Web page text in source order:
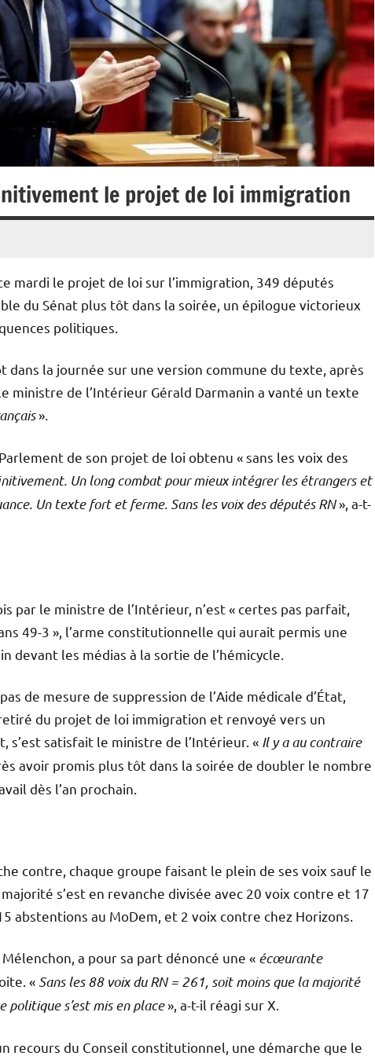
le projet de loi immigration
mardi le projet de loi sur l’immigration, 349 députés
du Sénat plus tôt dans la soirée, un épilogue victorieux
politiques.
dans la journée sur une version commune du texte, après
ministre de l’Intérieur Gérald Darmanin a vanté un texte
».
de son projet de loi obtenu « sans les voix des
Un long combat pour mieux intégrer les étrangers et
Un texte fort et ferme. Sans les voix des députés RN», a-t-
par le ministre de l’Intérieur, n’est « certes pas parfait,
49-3 », l’arme constitutionnelle qui aurait permis une
devant les médias à la sortie de l’hémicycle.
de mesure de suppression de l’Aide médicale d’État,
du projet de loi immigration et renvoyé vers un
satisfait le ministre de l’Intérieur. « Il y a au contraire
avoir promis plus tôt dans la soirée de doubler le nombre
dès l’an prochain.
contre, chaque groupe faisant le plein de ses voix sauf le
s’est en revanche divisée avec 20 voix contre et 17
abstentions au MoDem, et 2 voix contre chez Horizons.
a pour sa part dénoncé une « écœurante
« Sans les 88 voix du RN = 261, soit moins que la majorité
politique s’est mis en place», a-t-il réagi sur X.
recours du Conseil constitutionnel, une démarche que le